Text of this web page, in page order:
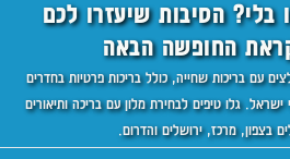
בלי? הסיבות שיעזרו לכם
החופשה הבאה
עם בריכות שחייה, כולל בריכות פרטיות בחדרים
גלו טיפים לבחירת מלון עם בריכה ותיאורים
בצפון, מרכז, ירושלים והדרום.